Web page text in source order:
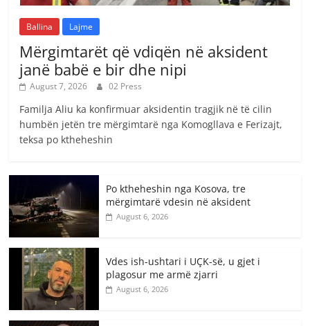
Ballina Lajme
Mërgimtarët që vdiqën në aksident
janë babë e bir dhe nipi
August 7, 2026 02 Press
Familja Aliu ka konfirmuar aksidentin tragjik në të cilin
humbën jetën tre mërgimtarë nga Komogllava e Ferizajt,
teksa po ktheheshin
Po ktheheshin nga Kosova, tre
mërgimtarë vdesin në aksident
August 6, 2026
Vdes ish-ushtari i UÇK-së, u gjet i
plagosur me armë zjarri
August 6, 2026